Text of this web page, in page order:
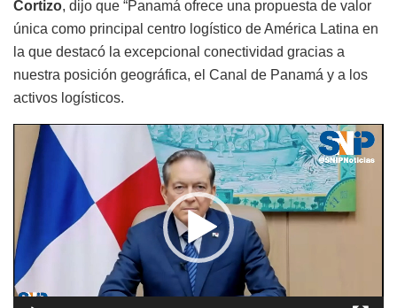
Cortizo, dijo que “Panamá ofrece una propuesta de valor
única como principal centro logístico de América Latina en
la que destacó la excepcional conectividad gracias a
nuestra posición geográfica, el Canal de Panamá y a los
activos logísticos.
Reproductor
vídeo